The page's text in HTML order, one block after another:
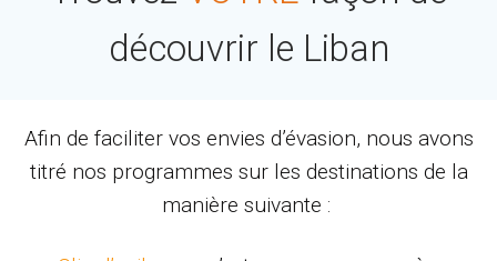
découvrir le Liban
Afin de faciliter vos envies d’évasion, nous avons
titré nos programmes sur les destinations de la
manière suivante :